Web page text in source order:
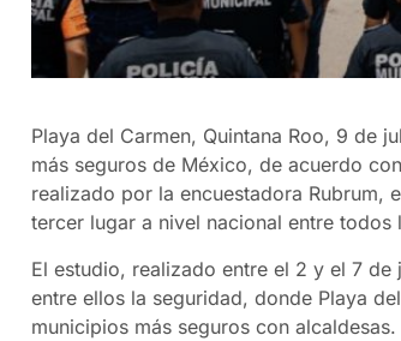
Playa del Carmen, Quintana Roo, 9 de
más seguros de México, de acuerdo
realizado por la encuestadora Rubrum,
tercer lugar a nivel nacional entre
El estudio, realizado entre el 2 y el 7
entre ellos la seguridad, donde Playa
municipios más seguros con alcaldesas.